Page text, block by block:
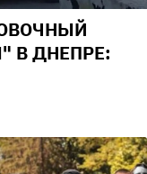
В ДНЕПРЕ: